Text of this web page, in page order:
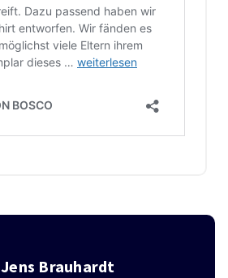
Jens Brauhardt